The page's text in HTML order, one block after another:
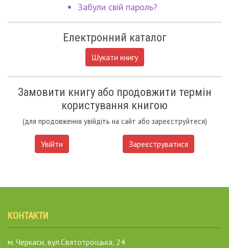
Забули свій пароль?
Електронний каталог
Шукати книгу
Замовити книгу або продовжити термін
користування книгою
(для продовження увійдіть на сайт або зареєструйтеся)
Увійти Зареєструватися
КОНТАКТИ
м. Черкаси, вул.Святотроїцька, 24